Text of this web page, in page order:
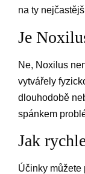
na ty
Je
Ne, Noxilus
vytvářely
dlouhodobě
spánkem
Jak
Účinky můžete